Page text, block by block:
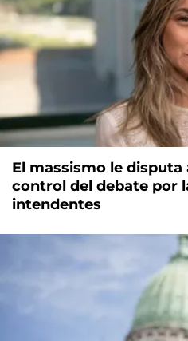
El massismo le
control del debate por
intendentes